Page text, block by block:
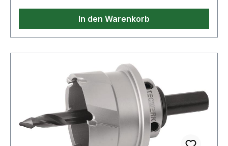
In den Warenkorb